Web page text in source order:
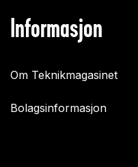
Informasjon
Om Teknikmagasinet
Bolagsinformasjon